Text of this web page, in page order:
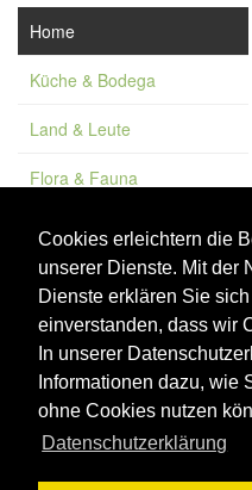
Cookies erleichtern die
unserer Dienste. Mit der
Dienste erklären Sie
einverstanden, dass wir
In unserer
Informationen dazu, wie
ohne Cookies nutzen
Datenschutzerklärung
Home
Küche & Bodega
Land & Leute
Flora & Fauna
Feature
Vademekum